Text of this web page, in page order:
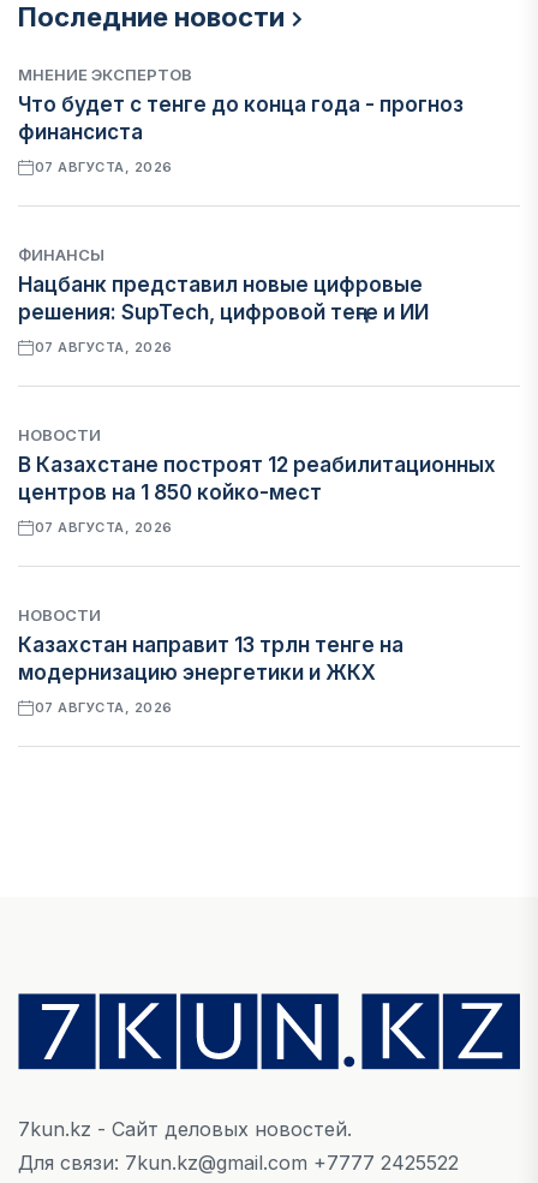
Последние новости
МНЕНИЕ ЭКСПЕРТОВ
Что будет с тенге до конца года - прогноз
финансиста
07 АВГУСТА, 2026
ФИНАНСЫ
Нацбанк представил новые цифровые
решения: SupTech, цифровой теңге и ИИ
07 АВГУСТА, 2026
НОВОСТИ
В Казахстане построят 12 реабилитационных
центров на 1 850 койко-мест
07 АВГУСТА, 2026
НОВОСТИ
Казахстан направит 13 трлн тенге на
модернизацию энергетики и ЖКХ
07 АВГУСТА, 2026
Денежно-кредитная политика влияет не
только на спрос, но и на предложение труда
07 АВГУСТА, 2026
НОВОСТИ
7kun.kz - Сайт деловых новостей.
Для связи: 7kun.kz@gmail.com +7777 2425522